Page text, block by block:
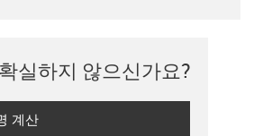
실하지 않으신가요?
계산